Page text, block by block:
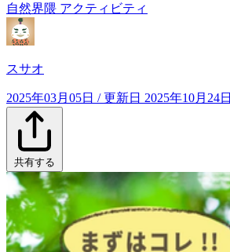
自然界隈 アクティビティ
スサオ
2025年03月05日 / 更新日 2025年10月24日
共有する